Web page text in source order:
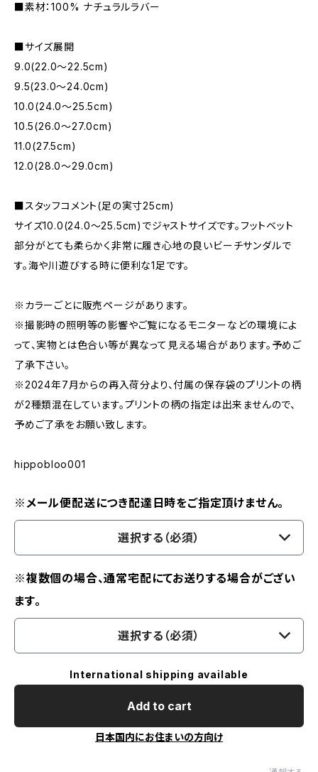
■素材：100% ナチュラルラバー
■サイズ展開
9.0(22.0〜22.5cm)
9.5(23.0〜24.0cm)
10.0(24.0〜25.5cm)
10.5(26.0〜27.0cm)
11.0(27.5cm)
12.0(28.0〜29.0cm)
■スタッフコメント(足の実寸25cm)
サイズ10.0(24.0～25.5cm)でジャストサイズです。フットベット
部分がとても柔らかく非常に履き心地の良いビーチサンダルで
す。海や川遊びする時に便利な1足です。
※カラーごとに販売ページがあります。
※撮影時の照明等の影響やご覧になるモニターなどの環境によ
って、実物とは色合い等が異なって見える場合があります。予めご
了承下さい。
※2024年7月からの再入荷分より、付属の保存袋のプリントの柄
が2種類混在しています。プリントの柄の指定は出来ませんので、
予めご了承をお願い致します。
hippobloo001
※メール便配送につき配達日時をご指定頂けません。
選択する（必須）
※複数個の場合、通常宅配にてお送りする場合がござい
ます。
選択する（必須）
International shipping available
Add to cart
日本国内にお住まいの方向け